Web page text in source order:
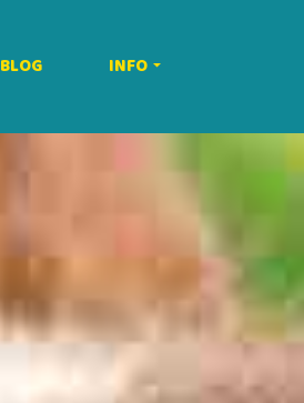
BLOG INFO